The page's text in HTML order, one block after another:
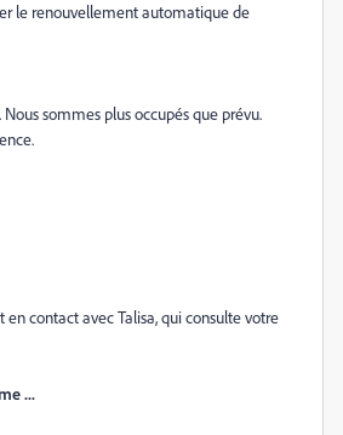
le renouvellement automatique de
sommes plus occupés que prévu.
en contact avec Talisa, qui consulte votre
...